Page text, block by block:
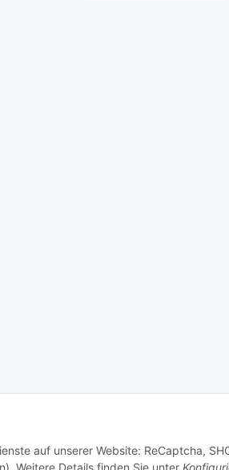
auf unserer Website: ReCaptcha,